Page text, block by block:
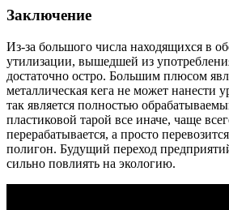
Заключение
Из-за большого числа находящихся в
утилизации, вышедшей из
достаточно остро. Большим плюсом
металлическая кега не может нанести
так является полностью
пластиковой тарой все иначе, чаще
перерабатывается, а просто
полигон. Будущий переход
сильно повлиять на экологию.